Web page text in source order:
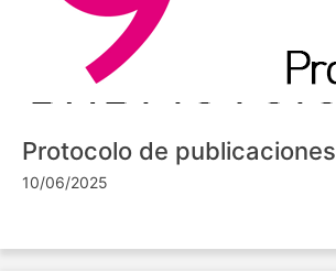
Protocolo de publicaciones
10/06/2025